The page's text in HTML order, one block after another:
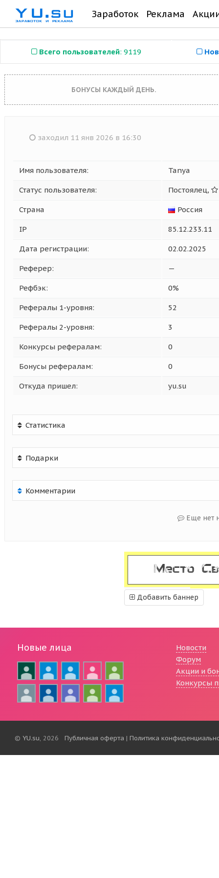
Заработок Реклама
Всего пользователей: 9119
БОНУСЫ КАЖДЫЙ ДЕНЬ.
заходил 11 янв 2026 в 16:30
Имя пользователя: Tanya
Статус пользователя: Постоялец,
Страна Россия
IP 85.12.233.11
Дата регистрации: 02.02.2025
Реферер: —
Рефбэк: 0%
Рефералы 1-уровня: 52
Рефералы 2-уровня: 3
Конкурсы рефералам: 0
Бонусы рефералам: 0
Откуда пришел: yu.su
Статистика
Подарки
Комментарии
Еще нет
Добавить баннер
Новые лица
Новости
Форум
Акции и
Конкурсы
© YU.su, 2026 Публичная оферта | Политика